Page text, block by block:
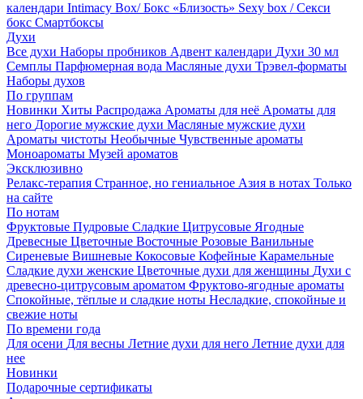
календари Intimacy Box/ Бокс «Близость» Sexy box / Секси
бокс Смартбоксы
Духи
Все духи Наборы пробников Адвент календари Духи 30 мл
Семплы Парфюмерная вода Масляные духи Трэвел-форматы
Наборы духов
По группам
Новинки Хиты Распродажа Ароматы для неё Ароматы для
него Дорогие мужские духи Масляные мужские духи
Ароматы чистоты Необычные Чувственные ароматы
Моноароматы Музей ароматов
Эксклюзивно
Релакс-терапия Странное, но гениальное Азия в нотах Только
на сайте
По нотам
Фруктовые Пудровые Сладкие Цитрусовые Ягодные
Древесные Цветочные Восточные Розовые Ванильные
Сиреневые Вишневые Кокосовые Кофейные Карамельные
Сладкие духи женские Цветочные духи для женщины Духи с
древесно-цитрусовым ароматом Фруктово-ягодные ароматы
Спокойные, тёплые и сладкие ноты Несладкие, спокойные и
свежие ноты
По времени года
Для осени Для весны Летние духи для него Летние духи для
нее
Новинки
Подарочные сертификаты